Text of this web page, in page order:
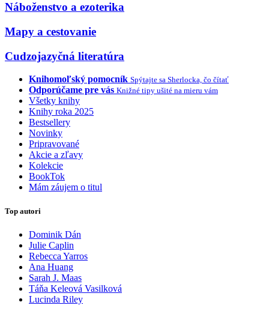
Náboženstvo a ezoterika
Mapy a cestovanie
Cudzojazyčná literatúra
Knihomoľský pomocník Spýtajte sa Sherlocka, čo čítať
Odporúčame pre vás Knižné tipy ušité na mieru vám
Všetky knihy
Knihy roka 2025
Bestsellery
Novinky
Pripravované
Akcie a zľavy
Kolekcie
BookTok
Mám záujem o titul
Top autori
Dominik Dán
Julie Caplin
Rebecca Yarros
Ana Huang
Sarah J. Maas
Táňa Keleová Vasilková
Lucinda Riley